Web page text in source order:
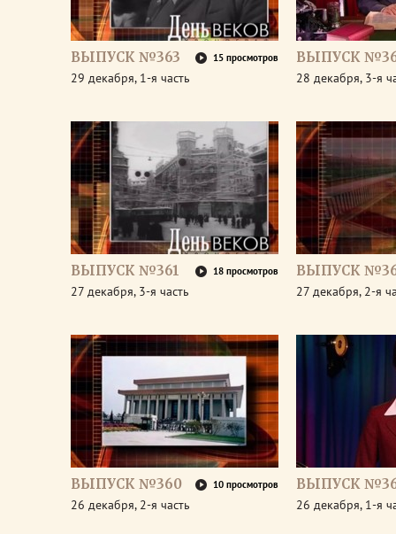
ВЫПУСК №363 15 просмотров
29 декабря, 1-я часть
ВЫПУСК
28 декабря, 3-я
ВЫПУСК №361 18 просмотров
27 декабря, 3-я часть
ВЫПУСК
27 декабря, 2-я
ВЫПУСК №360 10 просмотров
26 декабря, 2-я часть
ВЫПУСК
26 декабря, 1-я